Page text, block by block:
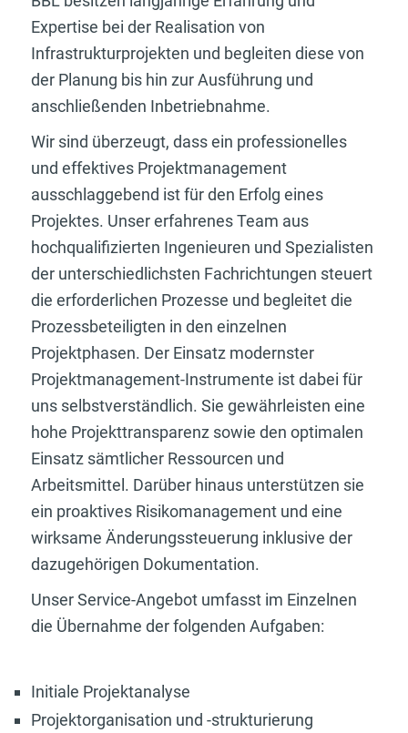
Expertise bei der Realisation von
Infrastrukturprojekten und begleiten diese von
der Planung bis hin zur Ausführung und
anschließenden Inbetriebnahme.
Wir sind überzeugt, dass ein professionelles
und effektives Projektmanagement
ausschlaggebend ist für den Erfolg eines
Projektes. Unser erfahrenes Team aus
hochqualifizierten Ingenieuren und Spezialisten
der unterschiedlichsten Fachrichtungen steuert
die erforderlichen Prozesse und begleitet die
Prozessbeteiligten in den einzelnen
Projektphasen. Der Einsatz modernster
Projektmanagement-Instrumente ist dabei für
uns selbstverständlich. Sie gewährleisten eine
hohe Projekttransparenz sowie den optimalen
Einsatz sämtlicher Ressourcen und
Arbeitsmittel. Darüber hinaus unterstützen sie
ein proaktives Risikomanagement und eine
wirksame Änderungssteuerung inklusive der
dazugehörigen Dokumentation.
Unser Service-Angebot umfasst im Einzelnen
die Übernahme der folgenden Aufgaben:
Initiale Projektanalyse
Projektorganisation und -strukturierung